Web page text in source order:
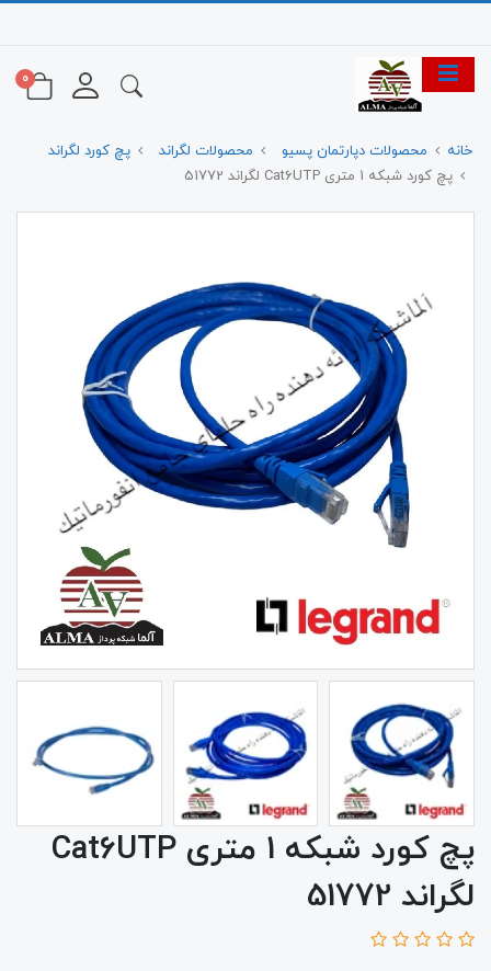
0
خانه محصولات دپارتمان پسیو محصولات لگراند
پچ کورد لگراند
پچ کورد شبکه 1 متری Cat6UTP لگراند 51772
پچ کورد شبکه 1 متری Cat6UTP
لگراند 51772